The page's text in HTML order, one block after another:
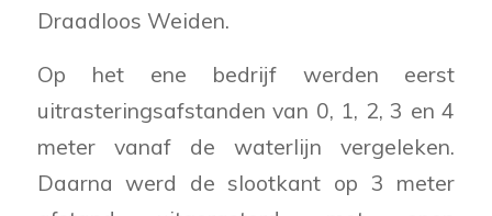
Draadloos Weiden.
Op het ene bedrijf werden eerst
uitrasteringsafstanden van 0, 1, 2, 3 en 4
meter vanaf de waterlijn vergeleken.
Daarna werd de slootkant op 3 meter